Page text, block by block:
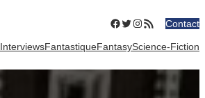
Facebook
Twitter
Instagram
Flux RSSContact
InterviewsFantastiqueFantasyScience-Fiction